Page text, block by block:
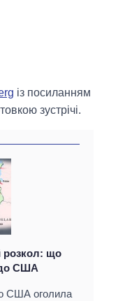
із посиланням
зустрічі.
розкол: що
до США
США оголила